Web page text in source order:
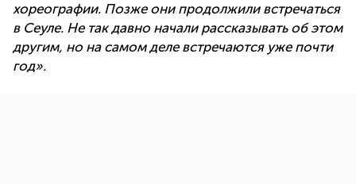
хореографии. Позже они продолжили встречаться
в Сеуле. Не так давно начали рассказывать об этом
другим, но на самом деле встречаются уже почти
год».